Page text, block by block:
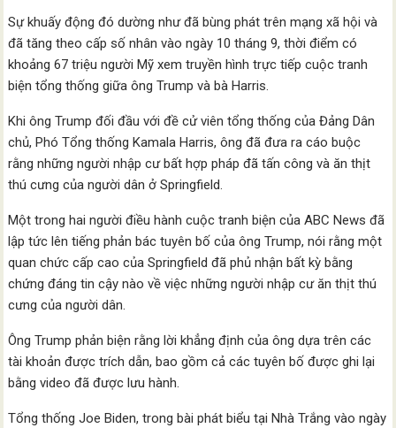
Sự khuấy động đó dường như đã bùng phát trên mạng xã hội và
đã tăng theo cấp số nhân vào ngày 10 tháng 9, thời điểm có
khoảng 67 triệu người Mỹ xem truyền hình trực tiếp cuộc tranh
biện tổng thống giữa ông Trump và bà Harris.
Khi ông Trump đối đầu với đề cử viên tổng thống của Đảng Dân
chủ, Phó Tổng thống Kamala Harris, ông đã đưa ra cáo buộc
rằng những người nhập cư bất hợp pháp đã tấn công và ăn thịt
thú cưng của người dân ở Springfield.
Một trong hai người điều hành cuộc tranh biện của ABC News đã
lập tức lên tiếng phản bác tuyên bố của ông Trump, nói rằng một
quan chức cấp cao của Springfield đã phủ nhận bất kỳ bằng
chứng đáng tin cậy nào về việc những người nhập cư ăn thịt thú
cưng của người dân.
Ông Trump phản biện rằng lời khẳng định của ông dựa trên các
tài khoản được trích dẫn, bao gồm cả các tuyên bố được ghi lại
bằng video đã được lưu hành.
Tổng thống Joe Biden, trong bài phát biểu tại Nhà Trắng vào ngày